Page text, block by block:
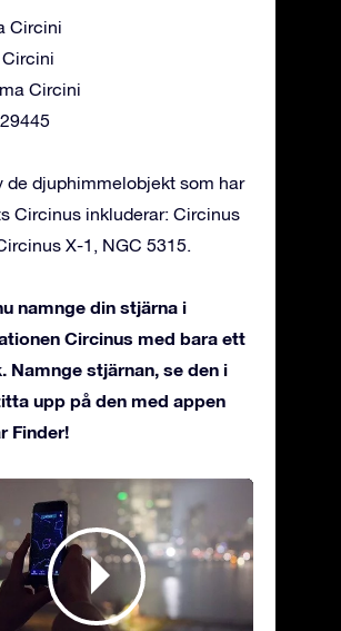
Circini
Circini
de djuphimmelobjekt som har
Circinus inkluderar: Circinus
X-1, NGC 5315.
namnge din stjärna i
Circinus med bara ett
Namnge stjärnan, se den i
upp på den med appen
Finder!